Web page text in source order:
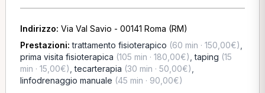
Indirizzo: Via Val Savio - 00141 Roma (RM)
Prestazioni:trattamento fisioterapico (60 min · 150,00€)
prima visita fisioterapica (105 min · 180,00€) ,taping (15
min · 15,00€) ,tecarterapia (30 min · 50,00€)
linfodrenaggio manuale (45 min · 90,00€)